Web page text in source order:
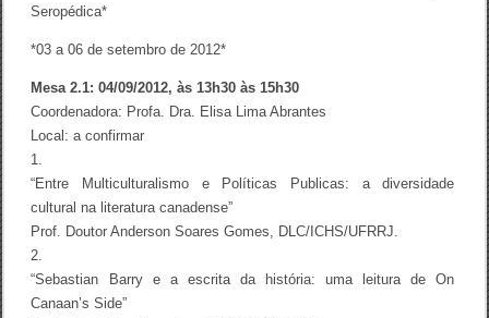
Seropédica*
*03 a 06 de setembro de 2012*
Mesa 2.1: 04/09/2012, às 13h30 às 15h30
Coordenadora: Profa. Dra. Elisa Lima Abrantes
Local: a confirmar
1.
“Entre Multiculturalismo e Políticas Publicas: a diversidade
cultural na literatura canadense”
Prof. Doutor Anderson Soares Gomes, DLC/ICHS/UFRRJ.
2.
“Sebastian Barry e a escrita da história: uma leitura de On
Canaan’s Side”